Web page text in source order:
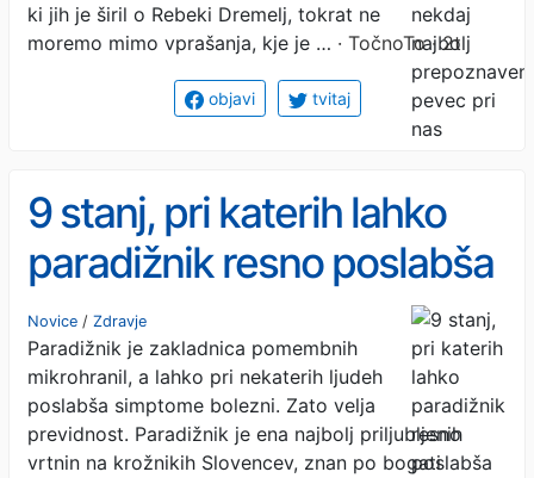
ki jih je širil o Rebeki Dremelj, tokrat ne
moremo mimo vprašanja, kje je … · TočnoTo · 2t
objavi tvitaj
9 stanj, pri katerih lahko
paradižnik resno poslabša
vaše zdravje
Novice / Zdravje
Paradižnik je zakladnica pomembnih
mikrohranil, a lahko pri nekaterih ljudeh
poslabša simptome bolezni. Zato velja
previdnost. Paradižnik je ena najbolj priljubljenih
vrtnin na krožnikih Slovencev, znan po bogati